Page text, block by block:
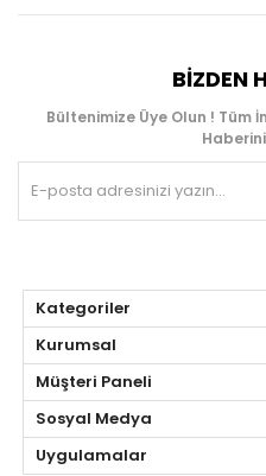
BIZDEN
Bültenimize Üye Olun ! Tüm
Kategoriler
Kurumsal
Müşteri Paneli
Sosyal Medya
Uygulamalar